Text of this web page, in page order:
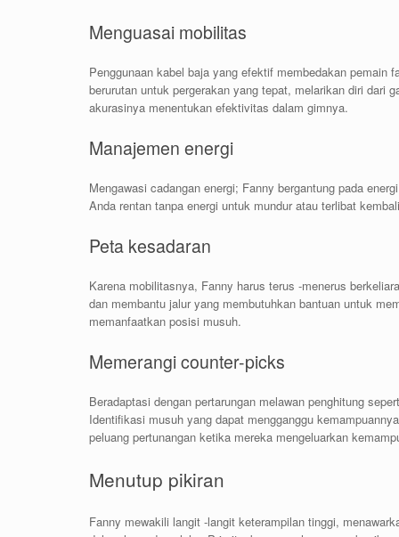
Menguasai mobilitas
Penggunaan kabel baja yang efektif membedakan pemain
berurutan untuk pergerakan yang tepat, melarikan diri dari
akurasinya menentukan efektivitas dalam gimnya.
Manajemen energi
Mengawasi cadangan energi; Fanny bergantung pada
Anda rentan tanpa energi untuk mundur atau terlibat
Peta kesadaran
Karena mobilitasnya, Fanny harus terus -menerus
dan membantu jalur yang membutuhkan bantuan untuk
memanfaatkan posisi musuh.
Memerangi counter-picks
Beradaptasi dengan pertarungan melawan penghitung
Identifikasi musuh yang dapat mengganggu
peluang pertunangan ketika mereka mengeluarkan
Menutup pikiran
Fanny mewakili langit -langit keterampilan tinggi,